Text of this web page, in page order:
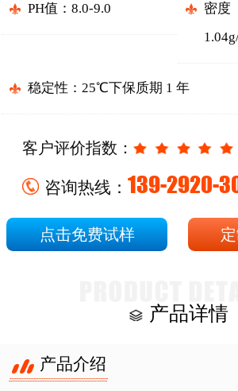
PH值：8.0-9.0
密度
稳定性：25℃下保质期 1 年
客户评价指数：
咨询热线： 139-2920-
点击免费试样
产品详情
产品介绍